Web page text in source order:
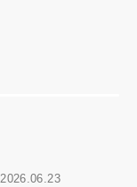
2026.06.23